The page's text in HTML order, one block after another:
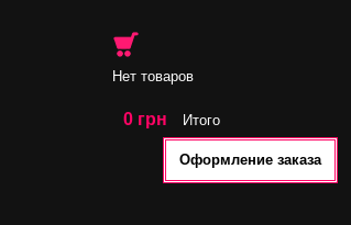
Нет товаров
0 грн Итого
Оформление заказа